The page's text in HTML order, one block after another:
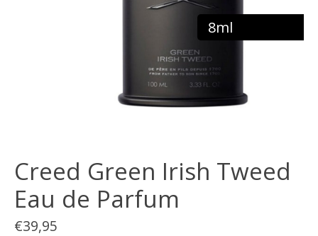
8ml
Creed Green Irish Tweed
Eau de Parfum
€39,95